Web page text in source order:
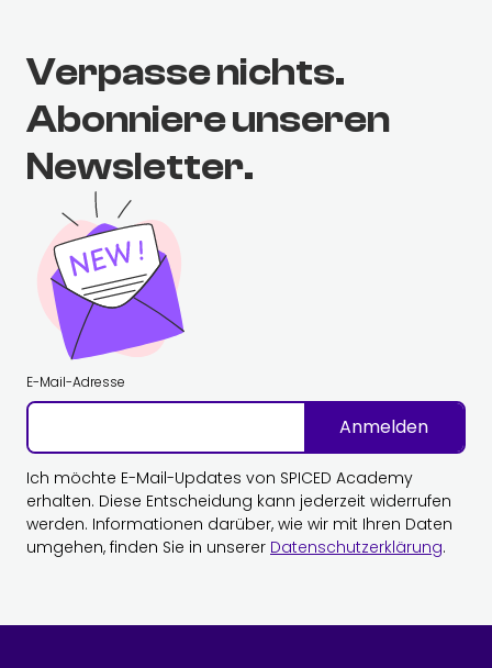
Verpasse nichts.
Abonniere unseren
Newsletter.
E-Mail-Adresse
Anmelden
Ich möchte E-Mail-Updates von SPICED Academy
erhalten. Diese Entscheidung kann jederzeit widerrufen
werden. Informationen darüber, wie wir mit Ihren Daten
umgehen, finden Sie in unserer Datenschutzerklärung.